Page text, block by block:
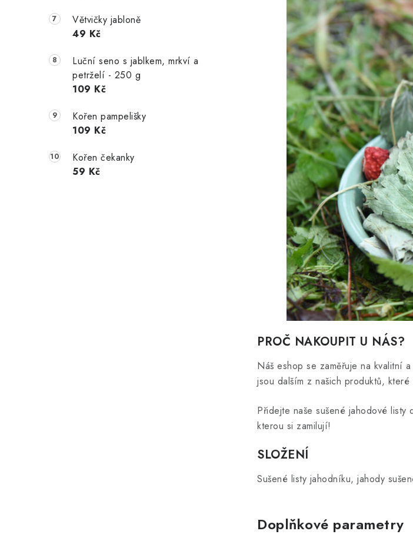
Větvičky jabloně
49 Kč
Luční seno s jablkem, mrkví a
petrželí - 250 g
109 Kč
Kořen pampelišky
109 Kč
Kořen čekanky
59 Kč
PROČ NAKOUPIT U NÁS?
Náš eshop se zaměřuje na kvalitní
jsou dalším z našich produktů, které
Přidejte naše sušené jahodové listy
kterou si zamilují!
SLOŽENÍ
Sušené listy jahodníku, jahody
Doplňkové parametry